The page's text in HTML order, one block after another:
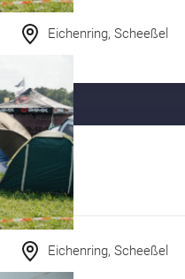
Eichenring, Scheeßel
Eichenring, Scheeßel